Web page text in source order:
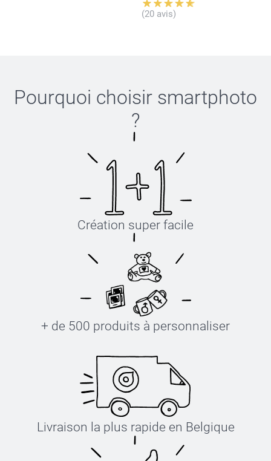
(20 avis)
Pourquoi choisir smartphoto
?
Création super facile
+ de 500 produits à personnaliser
Livraison la plus rapide en Belgique